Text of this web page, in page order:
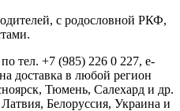
с родословной РКФ,
тел. +7 (985) 226 0 227, e-
доставка в любой регион
Тюмень, Салехард и др.
Белоруссия, Украина и